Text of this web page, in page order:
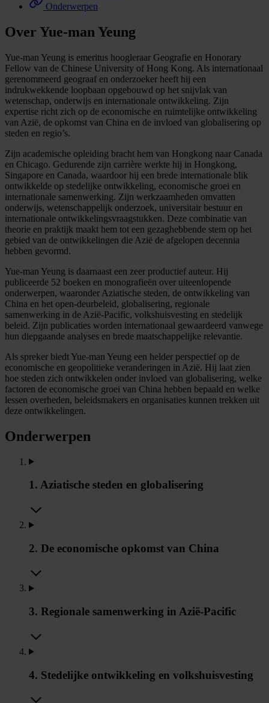
Onderwerpen
Over Yue-man Yeung
Yue-man Yeung is emeritus hoogleraar Geografie en Honorary
Fellow van de Chinese University of Hong Kong. Als internationaal
gerenommeerd geograaf en onderzoeker heeft hij een
indrukwekkende loopbaan opgebouwd op het snijvlak van
wetenschap, onderwijs en internationale ontwikkeling. Zijn
expertise richt zich op de economische en ruimtelijke ontwikkeling
van Azië, de opkomst van China en de invloed van globalisering op
steden en regio’s.
Zijn academische opleiding bracht hem van Hongkong naar Canada
en Chicago. Gedurende zijn carrière werkte hij in Hongkong,
Singapore en Canada, waardoor hij een brede internationale blik
ontwikkelde op stedelijke ontwikkeling, economische groei en
internationale samenwerking. Zijn werkzaamheden omvatten
onderwijs, wetenschappelijk onderzoek, universitair bestuur en
internationale ontwikkelingsvraagstukken. Deze combinatie van
theorie en praktijk maakt hem tot een gezaghebbende stem op het
gebied van de ontwikkelingen die Azië de afgelopen decennia
hebben gevormd.
Yue-man Yeung is daarnaast een zeer productief auteur. Hij
publiceerde 52 boeken en monografieën over uiteenlopende
onderwerpen, waaronder Aziatische steden, de ontwikkeling van
China en het open-deurbeleid, globalisering, regionale
samenwerking in de Azië-Pacific, volkshuisvesting en stedelijk
beleid. Zijn publicaties worden internationaal gewaardeerd vanwege
hun diepgaande analyses en brede maatschappelijke relevantie.
Als spreker biedt Yue-man Yeung een helder perspectief op de
economische en geopolitieke veranderingen in Azië. Hij laat zien
hoe steden zich ontwikkelen onder invloed van globalisering, welke
factoren de economische groei van China hebben bepaald en welke
lessen overheden, beleidsmakers en organisaties kunnen trekken uit
deze ontwikkelingen.
Onderwerpen
1. Aziatische steden en globalisering
2. De economische opkomst van China
3. Regionale samenwerking in Azië-Pacific
4. Stedelijke ontwikkeling en volkshuisvesting